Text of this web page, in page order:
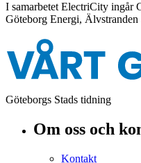
I samarbetet ElectriCity ingår
Göteborg Energi,
Göteborgs Stads tidning
Om oss och
Kontakt